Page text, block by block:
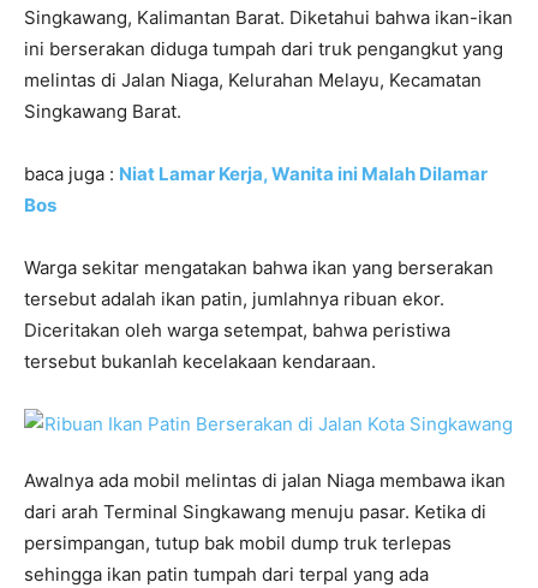
Singkawang, Kalimantan Barat. Diketahui bahwa ikan-ikan
ini berserakan diduga tumpah dari truk pengangkut yang
melintas di Jalan Niaga, Kelurahan Melayu, Kecamatan
Singkawang Barat.
baca juga : Niat Lamar Kerja, Wanita ini Malah Dilamar
Bos
Warga sekitar mengatakan bahwa ikan yang berserakan
tersebut adalah ikan patin, jumlahnya ribuan ekor.
Diceritakan oleh warga setempat, bahwa peristiwa
tersebut bukanlah kecelakaan kendaraan.
Awalnya ada mobil melintas di jalan Niaga membawa ikan
dari arah Terminal Singkawang menuju pasar. Ketika di
persimpangan, tutup bak mobil dump truk terlepas
sehingga ikan patin tumpah dari terpal yang ada